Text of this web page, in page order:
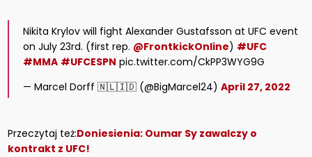
Nikita Krylov will fight Alexander Gustafsson at UFC event
on July 23rd. (first rep. @FrontkickOnline) #UFC
#MMA #UFCESPN pic.twitter.com/CkPP3WYG9G
— Marcel Dorff 🇳🇱🇮🇩 (@BigMarcel24)April 27, 2022
Przeczytaj też:Doniesienia: Oumar Sy zawalczy o
kontrakt z UFC!